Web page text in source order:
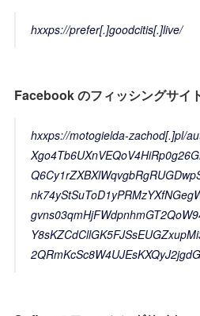
hxxps://prefer[.]goodcitis[.]live/
Facebook のフィッシングサイ
hxxps://motogielda-zachod[.]pl/